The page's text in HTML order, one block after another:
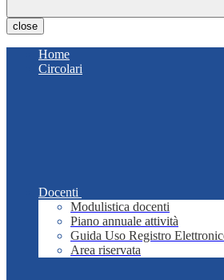
close
Home
Circolari
Docenti
Modulistica docenti
Piano annuale attività
Guida Uso Registro
Area riservata